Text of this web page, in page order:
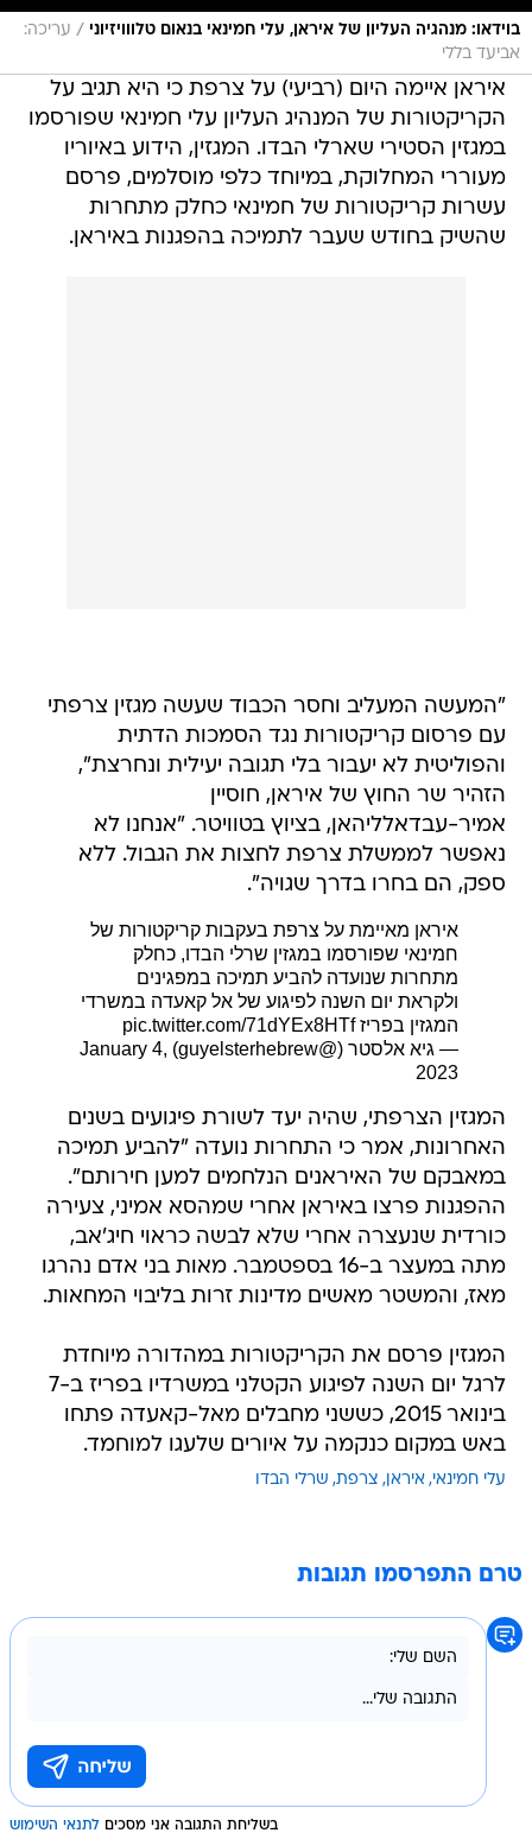
בוידאו: מנהגיה העליון של איראן, עלי חמינאי בנאום טלווויזיוני / עריכה:
אביעד בללי
איראן איימה היום (רביעי) על צרפת כי היא תגיב על
הקריקטורות של המנהיג העליון עלי חמינאי שפורסמו
במגזין הסטירי שארלי הבדו. המגזין, הידוע באיוריו
מעוררי המחלוקת, במיוחד כלפי מוסלמים, פרסם
עשרות קריקטורות של חמינאי כחלק מתחרות
שהשיק בחודש שעבר לתמיכה בהפגנות באיראן.
"המעשה המעליב וחסר הכבוד שעשה מגזין צרפתי
עם פרסום קריקטורות נגד הסמכות הדתית
והפוליטית לא יעבור בלי תגובה יעילית ונחרצת",
הזהיר שר החוץ של איראן, חוסיין
אמיר-עבדאלליהאן, בציוץ בטוויטר. "אנחנו לא
נאפשר לממשלת צרפת לחצות את הגבול. ללא
ספק, הם בחרו בדרך שגויה".
איראן מאיימת על צרפת בעקבות קריקטורות של
חמינאי שפורסמו במגזין שרלי הבדו, כחלק
מתחרות שנועדה להביע תמיכה במפגינים
ולקראת יום השנה לפיגוע של אל קאעדה במשרדי
המגזין בפריזpic.twitter.com/71dYEx8HTf
— גיא אלסטר (@guyelsterhebrew)
January 4,
2023
המגזין הצרפתי, שהיה יעד לשורת פיגועים בשנים
האחרונות, אמר כי התחרות נועדה "להביע תמיכה
במאבקם של האיראנים הנלחמים למען חירותם".
ההפגנות פרצו באיראן אחרי שמהסא אמיני, צעירה
כורדית שנעצרה אחרי שלא לבשה כראוי חיג'אב,
מתה במעצר ב-16 בספטמבר. מאות בני אדם נהרגו
מאז, והמשטר מאשים מדינות זרות בליבוי המחאות.
המגזין פרסם את הקריקטורות במהדורה מיוחדת
לרגל יום השנה לפיגוע הקטלני במשרדיו בפריז ב-7
בינואר 2015, כששני מחבלים מאל-קאעדה פתחו
באש במקום כנקמה על איורים שלעגו למוחמד.
עלי חמינאי איראן צרפת שרלי הבדו
טרם התפרסמו תגובות
בשליחת התגובה אני מסכים לתנאי השימוש